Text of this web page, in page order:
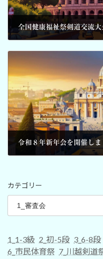
全国健康福祉祭剣道交流
令和８年新年会を開催しま
カテゴリー
1_1-3級 2_初-5段 3_6-8段
6_市民体育祭 7_川越剣道